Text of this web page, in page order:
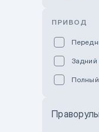
ПРИВОД
Задний
Полный